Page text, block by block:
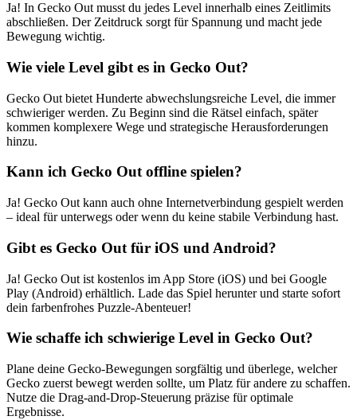
Ja! In Gecko Out musst du jedes Level innerhalb eines Zeitlimits
abschließen. Der Zeitdruck sorgt für Spannung und macht jede
Bewegung wichtig.
Wie viele Level gibt es in Gecko Out?
Gecko Out bietet Hunderte abwechslungsreiche Level, die immer
schwieriger werden. Zu Beginn sind die Rätsel einfach, später
kommen komplexere Wege und strategische Herausforderungen
hinzu.
Kann ich Gecko Out offline spielen?
Ja! Gecko Out kann auch ohne Internetverbindung gespielt werden
– ideal für unterwegs oder wenn du keine stabile Verbindung hast.
Gibt es Gecko Out für iOS und Android?
Ja! Gecko Out ist kostenlos im App Store (iOS) und bei Google
Play (Android) erhältlich. Lade das Spiel herunter und starte sofort
dein farbenfrohes Puzzle-Abenteuer!
Wie schaffe ich schwierige Level in Gecko Out?
Plane deine Gecko-Bewegungen sorgfältig und überlege, welcher
Gecko zuerst bewegt werden sollte, um Platz für andere zu schaffen.
Nutze die Drag-and-Drop-Steuerung präzise für optimale
Ergebnisse.